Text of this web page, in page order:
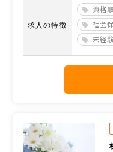
求人の特徴
資格
社会
未経